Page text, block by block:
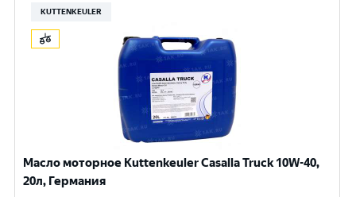
KUTTENKEULER
Масло моторное Kuttenkeuler Casalla Truck 10W-40,
20л, Германия